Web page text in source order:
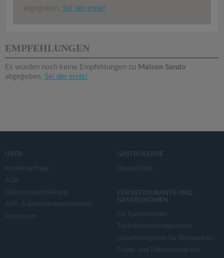
abgegeben. Sei der erste!
EMPFEHLUNGEN
Es wurden noch keine Empfehlungen zu Maison Sando
abgegeben. Sei der erste!
ÜBER
Kontaktanfrage
AGB
Datenschutzerklärung
APP- & Benutzerdaten löschen
Impressum
GASTROGUIDE
Deutschland
FÜR RESTAURANTS UND
GASTRONOMEN
Für Gastronomen
Tisch Reservierungsystem
Gutscheinsystem für Restaurants
Event- und Ticketsystem mit
i
o
n